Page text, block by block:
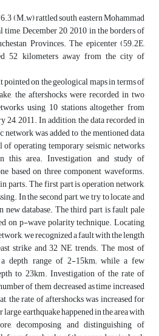
(M.w) rattled south eastern Mohammad
December 20, 2010 in the borders of
Provinces. The epicenter (59.2E,
52 kilometers away from the city of
on the geological maps in terms of
the aftershocks were recorded in two
using 10 stations altogether from
24, 2011. In addition, the data recorded in
was added to the mentioned data
of operating temporary seismic networks
this area. Investigation and study of
based on three component waveforms.
parts. The first part is operation network,
In the second part, we try to locate and
new database. The third part is fault pale
on p-wave polarity technique. Locating
we recognized a fault with the length
strike and 32 NE trends. The most of
depth range of 2-15km; while a few
to 23km. Investigation of the rate of
of them decreased as time increased
the rate of aftershocks was increased for
earthquake happened in the area with
decomposing and distinguishing of